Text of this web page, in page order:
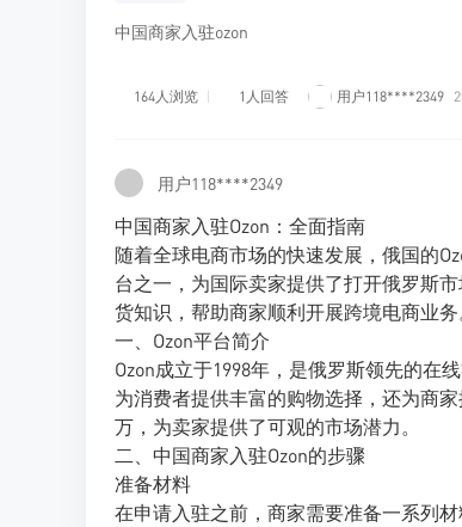
中国商家入驻ozon
164人浏览 1人回答 用户118****2349
用户118****2349
中国商家入驻Ozon：全面指南
随着全球电商市场的快速发展，俄国的
台之一，为国际卖家提供了打开俄罗斯
货知识，帮助商家顺利开展跨境电商业务
一、Ozon平台简介
Ozon成立于1998年，是俄罗斯领先的在
为消费者提供丰富的购物选择，还为商
万，为卖家提供了可观的市场潜力。
二、中国商家入驻Ozon的步骤
准备材料
在申请入驻之前，商家需要准备一系列材